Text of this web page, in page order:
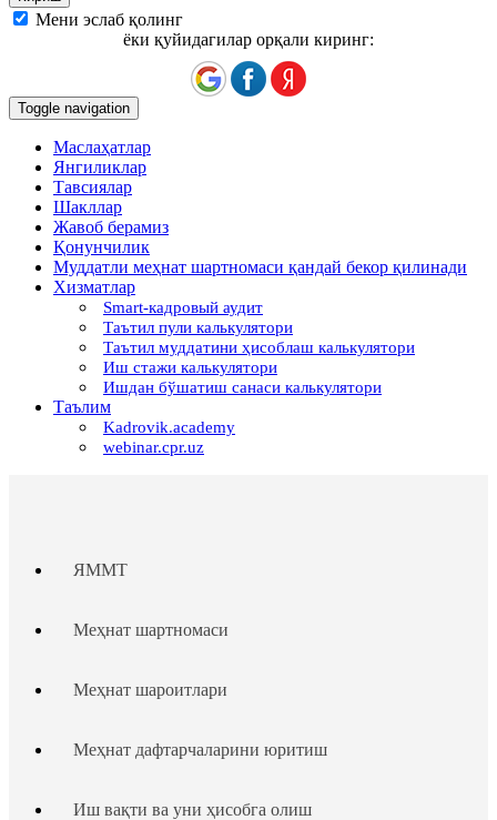
Мени эслаб қолинг
ёки қуйидагилар орқали киринг:
Toggle navigation
Маслаҳатлар
Янгиликлар
Тавсиялар
Шакллар
Жавоб берамиз
Қонунчилик
Муддатли меҳнат шартномаси қандай бекор қилинади
Хизматлар
Smart-кадровый аудит
Таътил пули калькулятори
Таътил муддатини ҳисоблаш калькулятори
Иш стажи калькулятори
Ишдан бўшатиш санаси калькулятори
Таълим
Kadrovik.academy
webinar.cpr.uz
ЯММТ
Меҳнат шартномаси
Меҳнат шароитлари
Меҳнат дафтарчаларини юритиш
Иш вақти ва уни ҳисобга олиш